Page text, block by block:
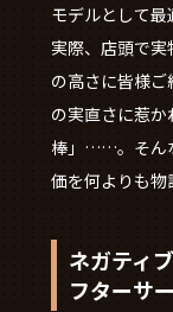
モデルとして最
実際、店頭で
の高さに皆様
の実直さに惹
棒」……。そん
価を何よりも物
ネガティ
フターサ